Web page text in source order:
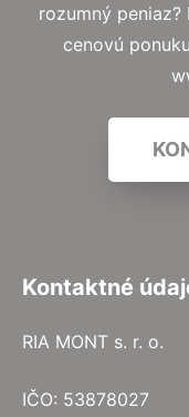
rozumný
cenovú
Kontaktné
RIA MONT s. r. o.
IČO: 53878027